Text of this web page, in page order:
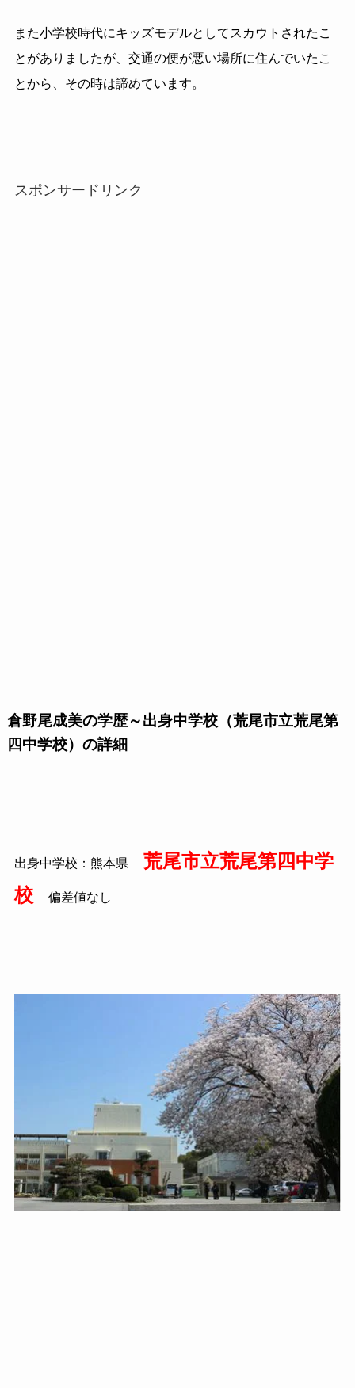
また小学校時代にキッズモデルとしてスカウトされたこ
とがありましたが、交通の便が悪い場所に住んでいたこ
とから、その時は諦めています。
スポンサードリンク
倉野尾成美の学歴～出身中学校（荒尾市立荒尾第
四中学校）の詳細
出身中学校：熊本県
荒尾市立荒尾第四中学
校
偏差値なし